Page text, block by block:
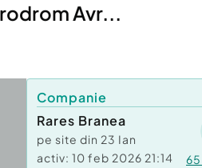
Avr...
Companie
Rares Branea
pe site din 23 Ian
activ: 10 feb 2026 21:14
65